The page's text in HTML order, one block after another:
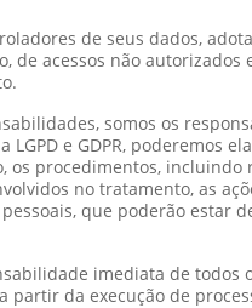
de seus dados,
de acessos não
somos os
e GDPR, poderemos
procedimentos,
no tratamento, as
que poderão estar
imediata de
da execução de